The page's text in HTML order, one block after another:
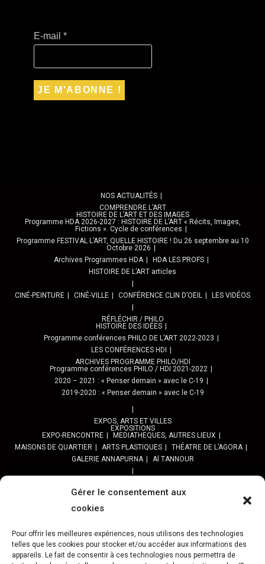
Gérer le consentement aux
cookies
Pour offrir les meilleures expériences, nous utilisons des technologies
telles que les cookies pour stocker et/ou accéder aux informations des
appareils. Le fait de consentir à ces technologies nous permettra de
E-mail*
NOS ACTUALITÉS
COMPRENDRE L’ART
HISTOIRE DE L’ART ET DES IMAGES
Programme HDA 2026-2027 : HISTOIRE DE L’ART « Récits, Images,
Fictions ». Cycle de conférences
Programme FESTIVAL L’ART, QUELLE HISTOIRE ! Du 26 septembre au 10
Octobre 2026
Archives Programmes HDA
HDA LES PROFS
HISTOIRE DE L’ART articles
CINÉ-PEINTURE CINÉ-VILLE CONFÉRENCE CLIN D’OEIL LES VIDÉOS
RÉFLÉCHIR / PHILO
HISTOIRE DES IDÉES
Programme conférences PHILO DE L’ART 2022-2023
LES CONFÉRENCES HDI
ARCHIVES PROGRAMME PHILO/HDI
Programme conférences PHILO / HDI 2021-2022
2020 – 2021 : « Penser demain » avec le C-19
2019-2020 : « Penser demain » avec le C-19
EXPOS, ARTS ET VILLES
EXPOSITIONS
EXPO-RENCONTRE
MEDIATHEQUES, AUTRES LIEUX
MAISONS DE QUARTIER
ARTS PLASTIQUES
THÉATRE DE L’AGORA
GALERIE ANNAPURNA
Al TANNOUR
PPROGRAMME DES BALADES URBAINES 2025
Programme SORTIES URBAN SKETCHER 2024-2025 :
Archives URBAN SKETCHERS ESSONNE